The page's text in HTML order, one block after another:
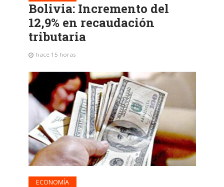
Bolivia: Incremento del
12,9% en recaudación
tributaria
hace 15 horas
ECONOMÍA